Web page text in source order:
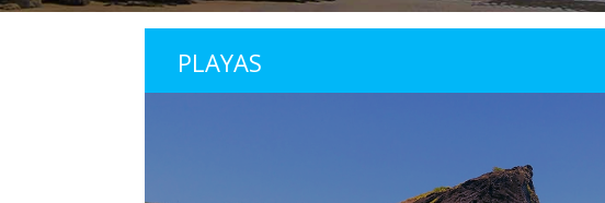
PLAYAS